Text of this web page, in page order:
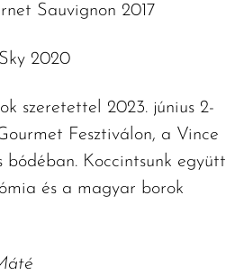
Sauvignon 2017
2020
szeretettel 2023. június 2-
Fesztiválon, a Vince
bódéban. Koccintsunk együtt
és a magyar borok